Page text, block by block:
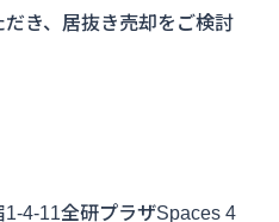
き、居抜き売却をご検討
4-11全研プラザSpaces 4